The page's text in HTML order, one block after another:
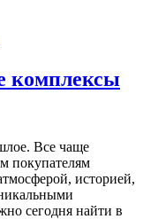
комплексы
Все чаще
покупателям
историей,
сегодня найти в